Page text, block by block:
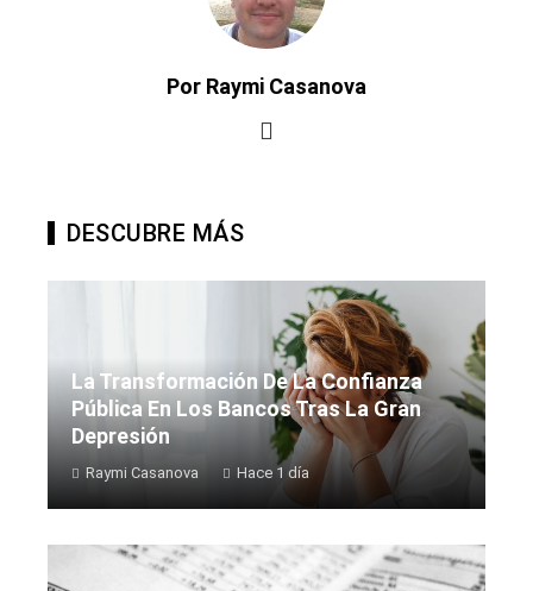
Por Raymi Casanova
DESCUBRE MÁS
La Transformación De La Confianza
Pública En Los Bancos Tras La Gran
Depresión
Raymi Casanova Hace 1 día